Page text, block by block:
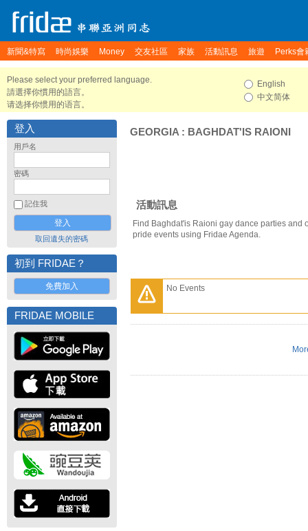
新聞&特寫 時尚娛樂 Money 交友社區 家族 活動訊息 旅遊 Perks會
Please select your preferred language.
請選擇你慣用的語言。
请选择你惯用的语言。
English
中文简体
登入
用戶名
密碼
記住我
取回遺失的密碼
初到 FRIDAE？
免費加入
FRIDAE MOBILE
GEORGIA : BAGHDAT'IS RAIONI
活動訊息
Find Baghdat'is Raioni gay dance parties and
pride events using Fridae Agenda.
No Events